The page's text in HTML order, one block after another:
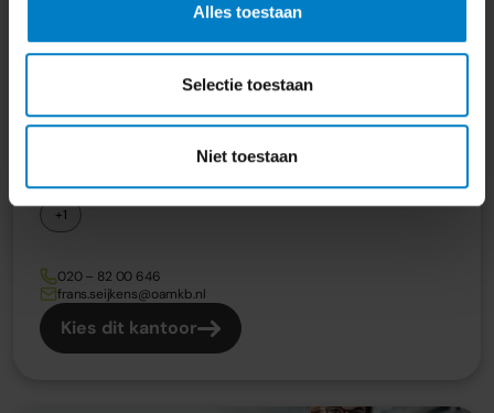
Alles toestaan
Selectie toestaan
Niet toestaan
Herengracht 213, 1016 BG, Amsterdam
+1
020 – 82 00 646
frans.seijkens@oamkb.nl
Kies dit kantoor